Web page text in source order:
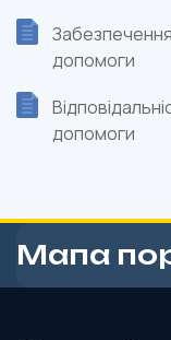
допомоги
допомоги
Мапа